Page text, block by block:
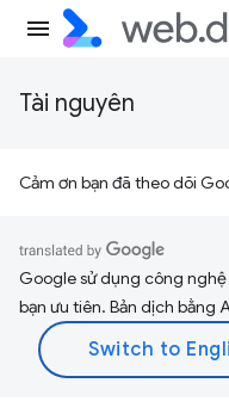
Tài nguyên
Cảm ơn bạn đã theo dõi
Google sử dụng công
bạn ưu tiên. Bản dịch bằng